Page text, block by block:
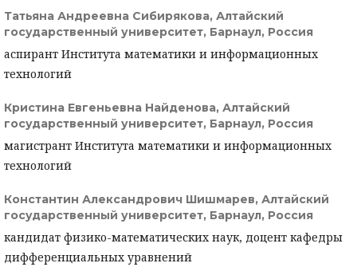
Татьяна Андреевна Сибирякова, Алтайский
государственный университет, Барнаул, Россия
аспирант Института математики и информационных
технологий
Кристина Евгеньевна Найденова, Алтайский
государственный университет, Барнаул, Россия
магистрант Института математики и информационных
технологий
Константин Александрович Шишмарев, Алтайский
государственный университет, Барнаул, Россия
кандидат физико-математических наук, доцент кафедры
дифференциальных уравнений